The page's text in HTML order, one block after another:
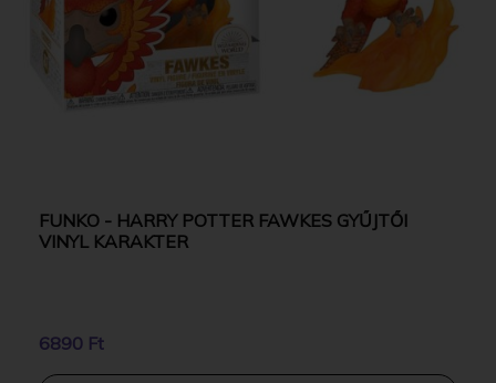
FUNKO - HARRY POTTER FAWKES GYŰJTŐI
VINYL KARAKTER
6890 Ft